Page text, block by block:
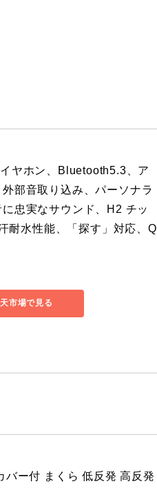
ヤホン、Bluetooth5.3、ア
部音取り込み、パーソナラ
忠実なサウンド、H2 チッ
耐水性能、「探す」対応、Q
市場で見る
バー付 まくら 低反発 高反発